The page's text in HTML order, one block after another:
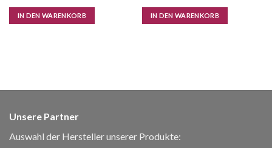
IN DEN WARENKORB IN DEN WARENKORB
Unsere Partner
Auswahl der Hersteller unserer Produkte: